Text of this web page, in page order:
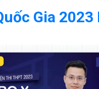
Gia 2023